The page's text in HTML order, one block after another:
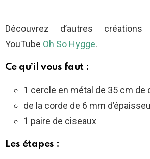
Découvrez d’autres
YouTube Oh So Hygge.
Ce qu’il vous faut :
1 cercle en métal de 35 cm de
de la corde de 6 mm
1 paire de ciseaux
Les étapes :